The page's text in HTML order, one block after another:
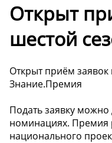
Открыт
шестой
Открыт приём заявок
Знание.Премия
Подать заявку можно
номинациях. Премия
национального